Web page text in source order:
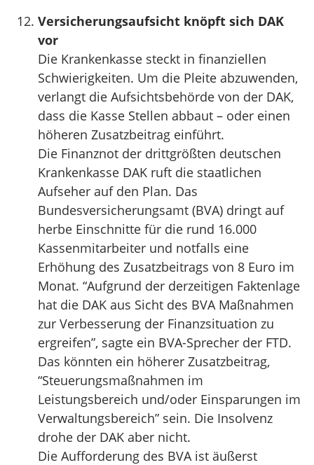
Versicherungsaufsicht knöpft sich DAK
vor
Die Krankenkasse steckt in finanziellen
Schwierigkeiten. Um die Pleite abzuwenden,
verlangt die Aufsichtsbehörde von der DAK,
dass die Kasse Stellen abbaut – oder einen
höheren Zusatzbeitrag einführt.
Die Finanznot der drittgrößten deutschen
Krankenkasse DAK ruft die staatlichen
Aufseher auf den Plan. Das
Bundesversicherungsamt (BVA) dringt auf
herbe Einschnitte für die rund 16.000
Kassenmitarbeiter und notfalls eine
Erhöhung des Zusatzbeitrags von 8 Euro im
Monat. “Aufgrund der derzeitigen Faktenlage
hat die DAK aus Sicht des BVA Maßnahmen
zur Verbesserung der Finanzsituation zu
ergreifen”, sagte ein BVA-Sprecher der FTD.
Das könnten ein höherer Zusatzbeitrag,
“Steuerungsmaßnahmen im
Leistungsbereich und/oder Einsparungen im
Verwaltungsbereich” sein. Die Insolvenz
drohe der DAK aber nicht.
Die Aufforderung des BVA ist äußerst